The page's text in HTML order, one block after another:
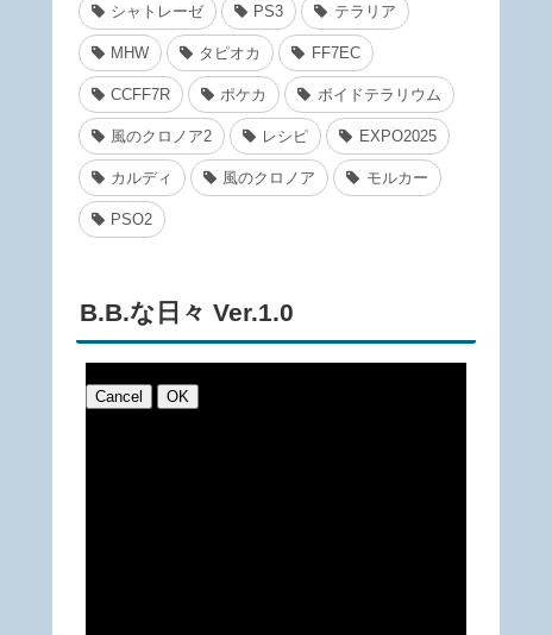
シャトレーゼ PS3 テラリア
MHW タピオカ FF7EC
CCFF7R ポケカ ボイドテラリウム
風のクロノア2 レシピ EXPO2025
カルディ 風のクロノア モルカー
PSO2
B.B.な日々 Ver.1.0